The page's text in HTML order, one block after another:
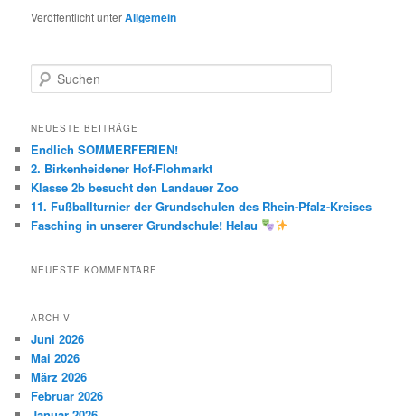
Veröffentlicht unterAllgemein
u
h
n
NEUESTE BEITRÄGE
Endlich SOMMERFERIEN!
2. Birkenheidener Hof-Flohmarkt
Klasse 2b besucht den Landauer Zoo
11. Fußballturnier der Grundschulen des Rhein-Pfalz-Kreises
Fasching in unserer Grundschule! Helau
NEUESTE KOMMENTARE
ARCHIV
Juni 2026
Mai 2026
März 2026
Februar 2026